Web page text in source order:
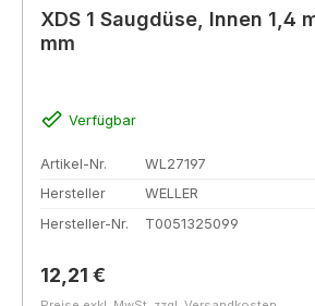
XDS 1 Saugdüse, Innen 1,4
mm
Verfügbar
Artikel-Nr.
WL27197
Hersteller
WELLER
Hersteller-Nr.
T0051325099
Regulärer Preis:
12,21 €